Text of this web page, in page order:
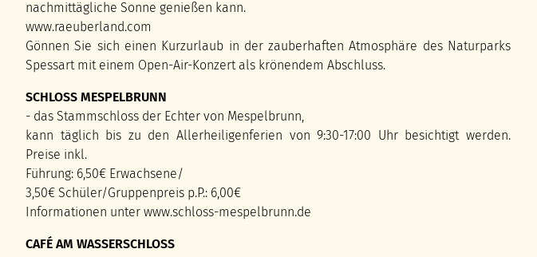
nachmittägliche Sonne genießen kann.
www.raeuberland.com
Gönnen Sie sich einen Kurzurlaub in der zauberhaften Atmosphäre des Naturparks
Spessart mit einem Open-Air-Konzert als krönendem Abschluss.
SCHLOSS MESPELBRUNN
- das Stammschloss der Echter von Mespelbrunn,
kann täglich bis zu den Allerheiligenferien von 9:30-17:00 Uhr besichtigt werden.
Preise inkl.
Führung: 6,50€ Erwachsene/
3,50€ Schüler/Gruppenpreis p.P.: 6,00€
Informationen unter www.schloss-mespelbrunn.de
CAFÉ AM WASSERSCHLOSS